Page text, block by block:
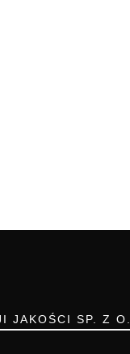
JAKOŚCI SP. Z